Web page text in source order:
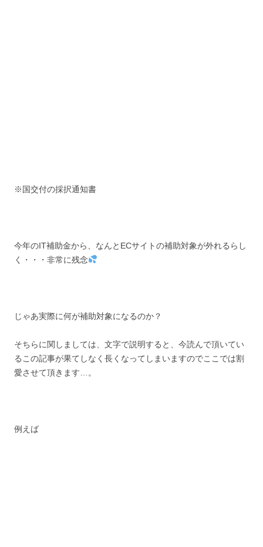
※国交付の採択通知書
今年のIT補助金から、なんとECサイトの補助対象が外れるらし
く・・・非常に残念
じゃあ実際に何が補助対象になるのか？
そちらに関しましては、文字で説明すると、今読んで頂いてい
るこの記事が果てしなく長くなってしまいますのでここでは割
愛させて頂きます…。
例えば